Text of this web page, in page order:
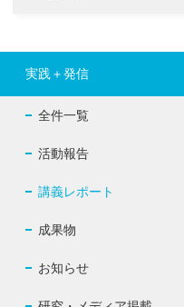
実践＋発信
全件一覧
活動報告
講義レポート
成果物
お知らせ